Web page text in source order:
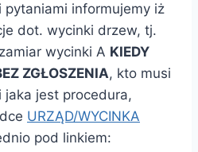
pytaniami informujemy iż
dot. wycinki drzew, tj.
wycinki A KIEDY
ZGŁOSZENIA, kto musi
jaka jest procedura,
URZĄD/WYCINKA
pod linkiem: